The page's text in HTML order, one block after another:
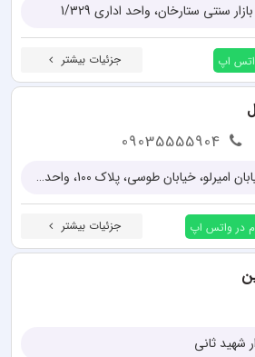
سنتی ستارخان، واحد اداری 1/329
اپ جزئیات بیشتر
09035555904
تهران، میدان توحید، خیابان امیرلو، خیابان طوسی، پلاک 100، واحد 3
در واتس اپ جزئیات بیشتر
شهید ثانی